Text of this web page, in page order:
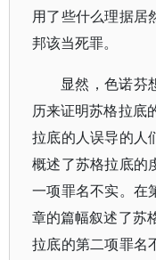
用了些什么理据居
邦该当死罪。
显然，色诺芬
历来证明苏格拉底
拉底的人误导的人
概述了苏格拉底的
一项罪名不实。在
章的篇幅叙述了苏
拉底的第二项罪